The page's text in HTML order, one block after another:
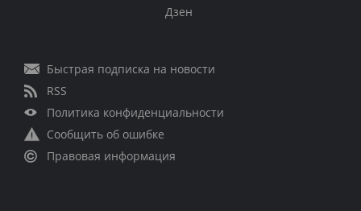
Дзен
Быстрая подписка на новости
RSS
Политика конфиденциальности
Сообщить об ошибке
Правовая информация